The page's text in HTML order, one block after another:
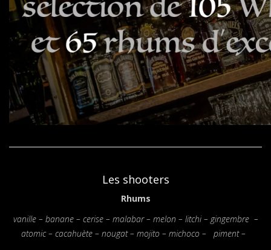
Les shooters
Rhums
vanille – banane – cerise – malabar – melon – litchi – gingembre –
atomic – cacahuète – nougat – mojito – michoco – piment –